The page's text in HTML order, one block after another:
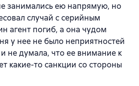
занимались ею напрямую, но
случай с серийным
агент погиб, а она чудом
у нее не было неприятностей
не думала, что ее внимание к
какие-то санкции со стороны